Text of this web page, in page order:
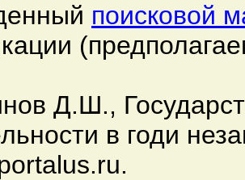
поисковой
Д.Ш.,
в годи